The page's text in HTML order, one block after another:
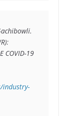
COVID-19
industry-